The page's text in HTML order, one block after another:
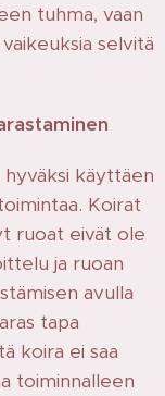
tuhma, vaan
selvitä
hyväksi käyttäen
Koirat
ruoat eivät ole
ja ruoan
avulla
tapa
koira ei saa
toiminnalleen